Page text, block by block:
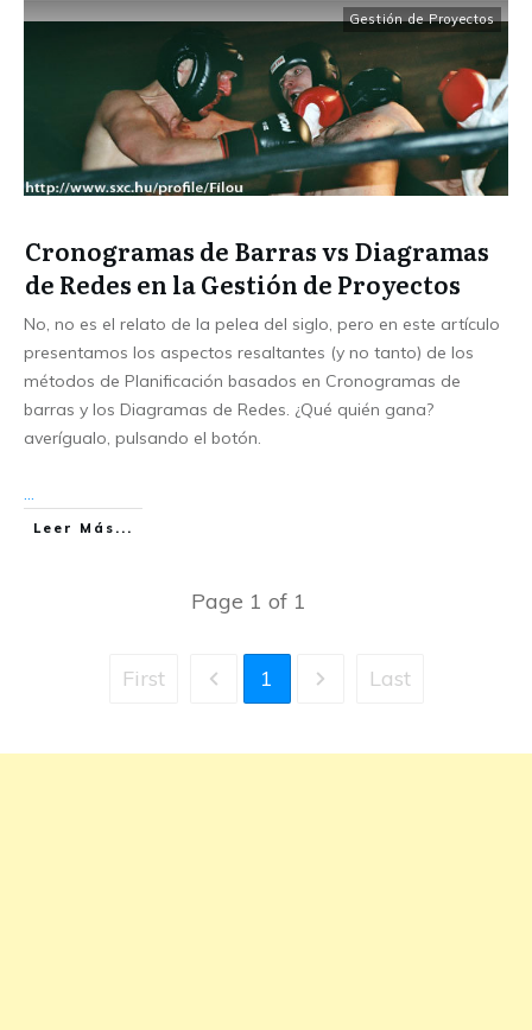
Gestión de Proyectos
Cronogramas de Barras vs Diagramas
de Redes en la Gestión de Proyectos
No, no es el relato de la pelea del siglo, pero en este artículo
presentamos los aspectos resaltantes (y no tanto) de los
métodos de Planificación basados en Cronogramas de
barras y los Diagramas de Redes. ¿Qué quién gana?
averígualo, pulsando el botón.
Leer Más...
Page 1 of 1
First 1 Last